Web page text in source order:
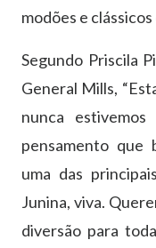
modões e
Segundo Priscila
General Mills,
nunca
pensamento que
uma das
Junina, viva.
diversão para